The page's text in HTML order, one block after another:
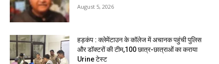
August 5, 2026
हड़कंप : क्लेमेंटाउन के कॉलेज में अचानक पहुंची पुलिस
और डॉक्टरों की टीम,100 छात्र-छात्राओं का कराया
Urine टेस्ट